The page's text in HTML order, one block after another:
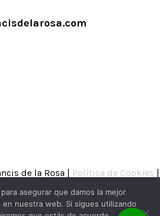
de la Rosa | Política de Cookies |
Aviso legal
asegurar que damos la mejor
en nuestra web. Si sigues utilizando